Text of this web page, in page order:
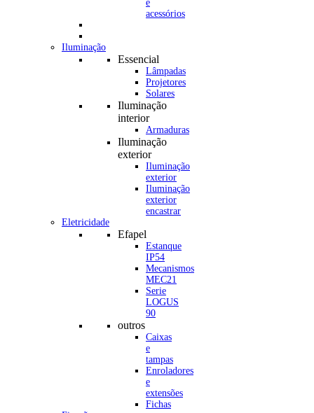
e
acessórios
Iluminação
Essencial
Lâmpadas
Projetores
Solares
Iluminação
interior
Armaduras
Iluminação
exterior
Iluminação
exterior
Iluminação
exterior
encastrar
Eletricidade
Efapel
Estanque
IP54
Mecanismos
MEC21
Serie
LOGUS
90
outros
Caixas
e
tampas
Enroladores
e
extensões
Fichas